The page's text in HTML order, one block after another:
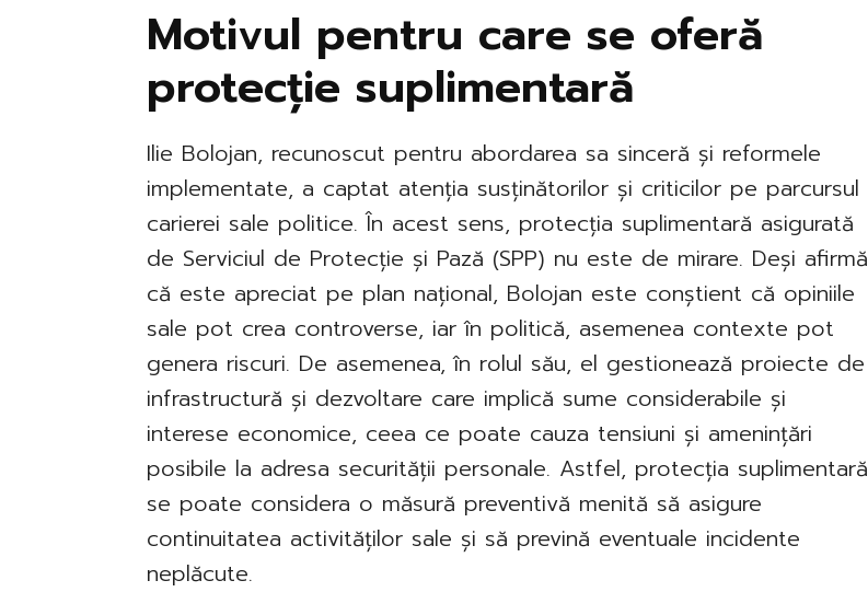
Motivul pentru care se oferă
protecție suplimentară
Ilie Bolojan, recunoscut pentru abordarea sa sinceră și reformele
implementate, a captat atenția susținătorilor și criticilor pe parcursul
carierei sale politice. În acest sens, protecția suplimentară asigurată
de Serviciul de Protecție și Pază (SPP) nu este de mirare. Deși afirmă
că este apreciat pe plan național, Bolojan este conștient că opiniile
sale pot crea controverse, iar în politică, asemenea contexte pot
genera riscuri. De asemenea, în rolul său, el gestionează proiecte de
infrastructură și dezvoltare care implică sume considerabile și
interese economice, ceea ce poate cauza tensiuni și amenințări
posibile la adresa securității personale. Astfel, protecția suplimentară
se poate considera o măsură preventivă menită să asigure
continuitatea activităților sale și să prevină eventuale incidente
neplăcute.